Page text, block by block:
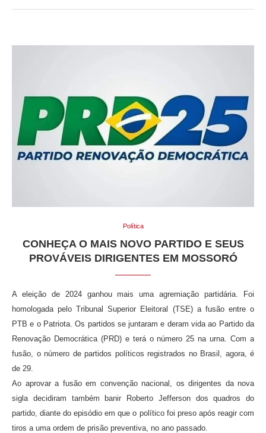
Política
CONHEÇA O MAIS NOVO PARTIDO E SEUS
PROVÁVEIS DIRIGENTES EM MOSSORÓ
A eleição de 2024 ganhou mais uma agremiação partidária. Foi
homologada pelo Tribunal Superior Eleitoral (TSE) a fusão entre o
PTB e o Patriota. Os partidos se juntaram e deram vida ao Partido da
Renovação Democrática (PRD) e terá o número 25 na urna. Com a
fusão, o número de partidos políticos registrados no Brasil, agora, é
de 29.
Ao aprovar a fusão em convenção nacional, os dirigentes da nova
sigla decidiram também banir Roberto Jefferson dos quadros do
partido, diante do episódio em que o político foi preso após reagir com
tiros a uma ordem de prisão preventiva, no ano passado.